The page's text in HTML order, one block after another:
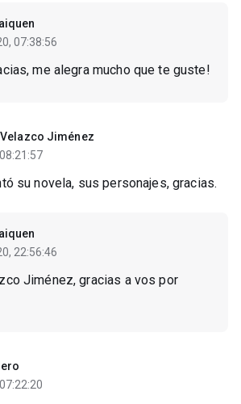
07:38:56
me alegra mucho que te guste!
Jiménez
su novela, sus personajes, gracias.
22:56:46
Jiménez, gracias a vos por